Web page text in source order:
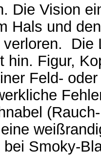
Die Vision
Hals und
verloren. Die
hin. Figur,
Feld-
bei Smoky-